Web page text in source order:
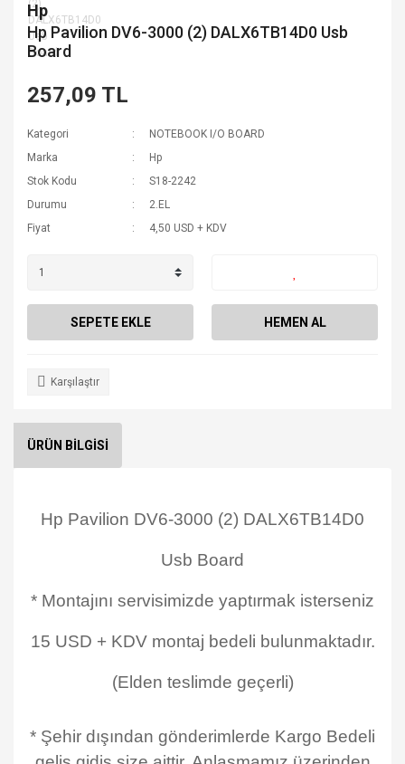
Hp
Hp Pavilion DV6-3000 (2) DALX6TB14D0 Usb
Board
257,09 TL
Kategori
NOTEBOOK I/O BOARD
Marka
Hp
Stok Kodu
S18-2242
Durumu
2.EL
Fiyat
4,50 USD + KDV
SEPETE EKLE HEMEN AL
Karşılaştır
ÜRÜN BİLGİSİ
Hp Pavilion DV6-3000 (2) DALX6TB14D0
Usb Board
* Montajını servisimizde yaptırmak isterseniz
15 USD + KDV montaj bedeli bulunmaktadır.
(Elden teslimde geçerli)
* Şehir dışından gönderimlerde Kargo Bedeli